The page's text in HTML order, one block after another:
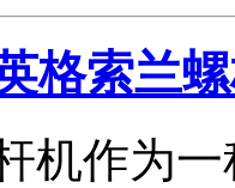
格索兰
机作为